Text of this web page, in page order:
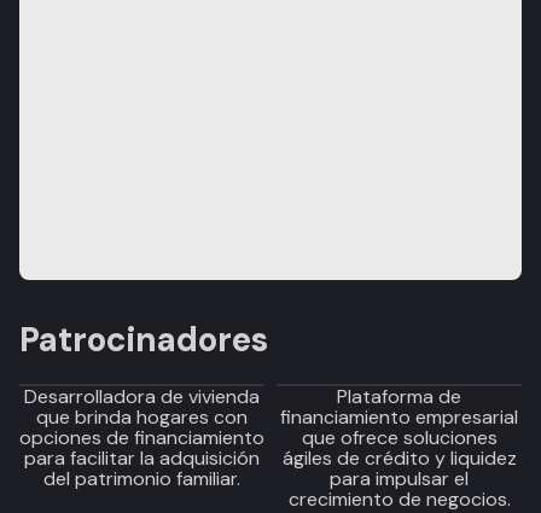
Patrocinadores
Desarrolladora de vivienda
que brinda hogares con
opciones de financiamiento
para facilitar la adquisición
del patrimonio familiar.
Plataforma de
financiamiento empresarial
que ofrece soluciones
ágiles de crédito y liquidez
para impulsar el
crecimiento de negocios.